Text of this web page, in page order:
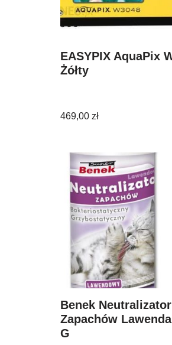
EASYPIX AquaPix
Żółty
469,00 zł
Benek Neutralizator
Zapachów
G